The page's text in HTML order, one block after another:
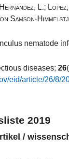
Hernandez, L.;
Samson-
nematode
diseases; 26
​eid/​article/​26​/​8​/​
2019
/